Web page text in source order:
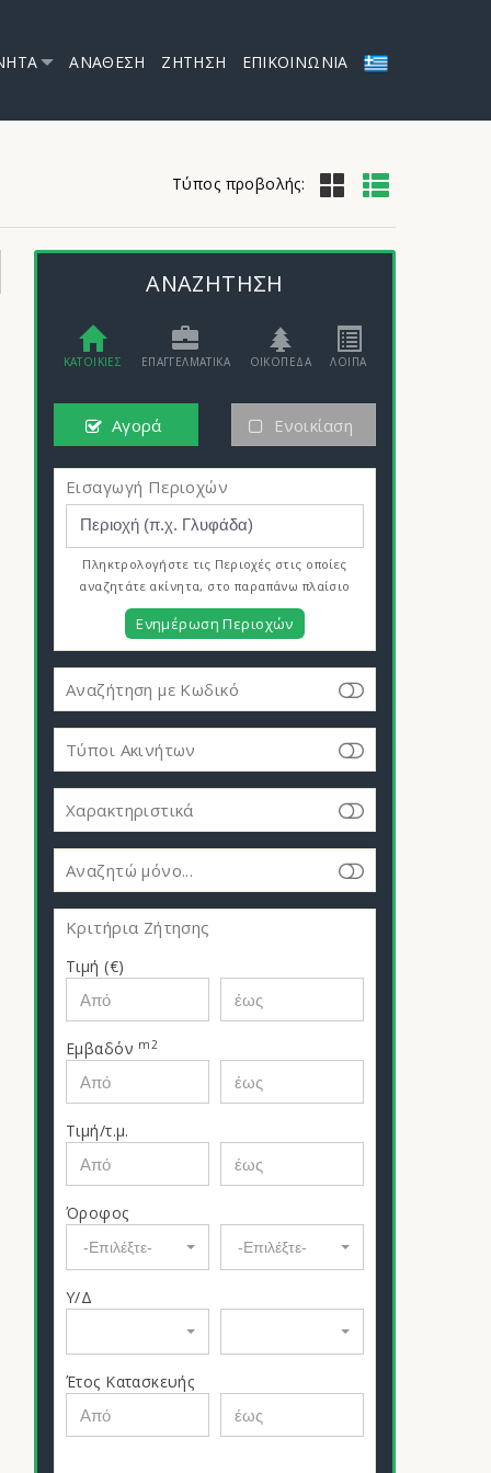
ΑΝΑΘΕΣΗ ΖΗΤΗΣΗ ΕΠΙΚΟΙΝΩΝΙΑ
Τύπος προβολής:
ΑΝΑΖΗΤΗΣΗ
ΚΑΤΟΙΚΙΕΣ ΕΠΑΓΓΕΛΜΑΤΙΚΑ ΟΙΚΟΠΕΔΑ ΛΟΙΠΑ
Αγορά Ενοικίαση
Εισαγωγή Περιοχών
Πληκτρολογήστε τις Περιοχές στις οποίες
αναζητάτε ακίνητα, στο παραπάνω πλαίσιο
Ενημέρωση Περιοχών
Αναζήτηση με Κωδικό
Τύποι Ακινήτων
Χαρακτηριστικά
Αναζητώ μόνο...
Κριτήρια Ζήτησης
Τιμή (€)
Εμβαδόν m2
Τιμή/τ.μ.
Όροφος
-Επιλέξτε- -Επιλέξτε-
Υ/Δ
Έτος Κατασκευής